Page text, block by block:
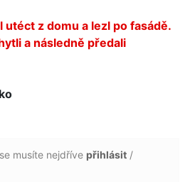
utéct z domu a lezl po fasádě.
a následně předali
musíte nejdříve přihlásit /